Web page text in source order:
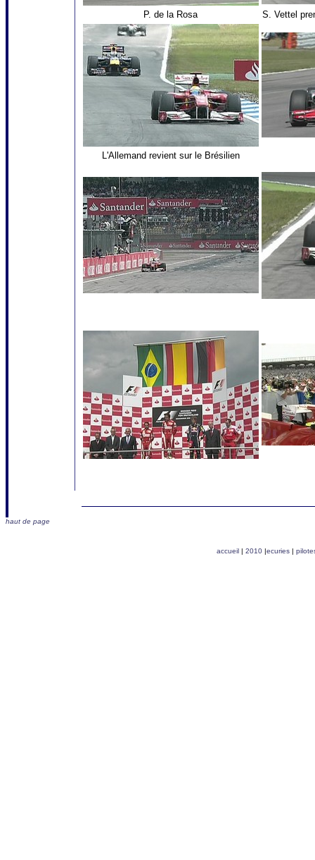
P. de la Rosa S. Vettel
L'Allemand revient sur le Brésilien
haut de page
accueil |2010|ecuries |